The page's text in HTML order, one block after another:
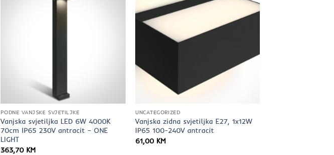
PODNE VANJSKE SVJETILJKE
Vanjska svjetiljka LED 6W 4000K
70cm IP65 230V antracit – ONE
LIGHT
363,70 KM
UNCATEGORIZED
Vanjska zidna svjetiljka E27, 1x12W
IP65 100-240V antracit
61,00 KM